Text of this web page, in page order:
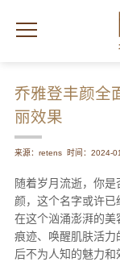
乔雅登丰颜全
丽效果
来源：retens 时间：2024-
随着岁月流逝，你
颜，这个名字或许已
在这个汹涌澎湃的美
痕迹、唤醒肌肤活
后不为人知的魅力和